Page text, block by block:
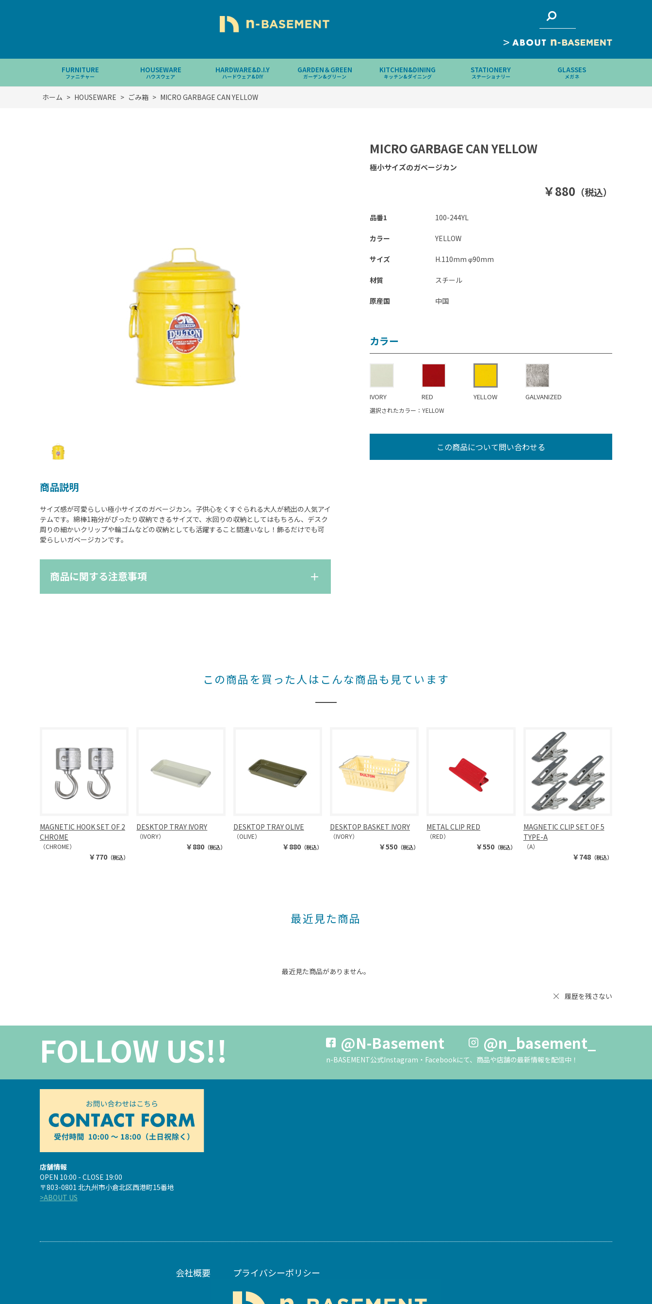
>
FURNITURE
ファニチャー
HOUSEWARE
ハウスウェア
HARDWARE&D.I.Y
ハードウェア&DIY
GARDEN＆GREEN
ガーデン&グリーン
KITCHEN&DINING
キッチン&ダイニング
STATIONERY
ステーショナリー
GLASSES
メガネ
ホーム > HOUSEWARE > ごみ箱 > MICRO GARBAGE CAN YELLOW
商品説明
サイズ感が可愛らしい極小サイズのガベージカン。子供心をくすぐられる大人が続出の人気アイ
テムです。綿棒1箱分がぴったり収納できるサイズで、水回りの収納としてはもちろん、デスク
周りの細かいクリップや輪ゴムなどの収納としても活躍すること間違いなし！飾るだけでも可
愛らしいガベージカンです。
商品に関する注意事項
極小サイズのガベージカン
MICRO GARBAGE CAN YELLOW
￥880 （税込）
品番1 100-244YL
カラー YELLOW
サイズ H.110mm φ90mm
材質 スチール
原産国 中国
カラー
IVORY RED YELLOW GALVANIZED
選択されたカラー：YELLOW
この商品について問い合わせる
この商品を買った人はこんな商品も見ています
MAGNETIC HOOK SET OF 2
CHROME
（CHROME）
￥770 （税込）
DESKTOP TRAY IVORY
（IVORY）
￥880（税込）
DESKTOP TRAY OLIVE
（OLIVE）
￥880（税込）
DESKTOP BASKET IVORY
（IVORY）
￥550 （税込）
METAL CLIP RED
（RED）
￥550（税込）
MAGNETIC CLIP SET OF 5
TYPE-A
（A）
￥748（税込）
最近見た商品
最近見た商品がありません。
履歴を残さない
FOLLOW US!! @N-Basement @n_basement_
n-BASEMENT公式Instagram・Facebookにて、商品や店舗の最新情報を配信中！
店舗情報
OPEN 10:00 - CLOSE 19:00
〒803-0801 北九州市小倉北区西港町15番地
>ABOUT US
会社概要 プライバシーポリシー